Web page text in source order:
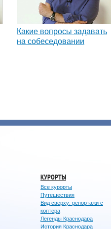
Какие вопросы задавать
на собеседовании
КУРОРТЫ
Все курорты
Путешествия
Вид сверху: репортажи с
коптера
Легенды Краснодара
История Краснодара